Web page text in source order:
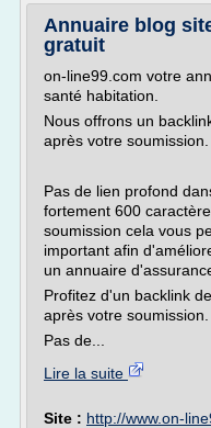
Annuaire blog
gratuit
on-line99.com votre
santé habitation.
Nous offrons un
après votre soumission.
Pas de lien profond
fortement 600
soumission cela vous
important afin
un annuaire
Profitez d'un backlink
après votre soumission.
Pas de...
Lire la suite
Site : http://www.on-